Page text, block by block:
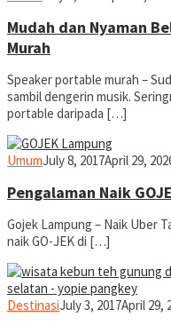
Mudah dan Nyaman
Murah
Speaker portable murah –
sambil dengerin musik.
portable daripada […]
Umum yopiefranz
July 8, 2017April 29,
Pengalaman Naik
Gojek Lampung – Naik Uber
naik GO-JEK di […]
Destinasi yopiefranz
July 3, 2017April 29,